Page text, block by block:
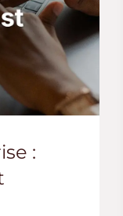
: